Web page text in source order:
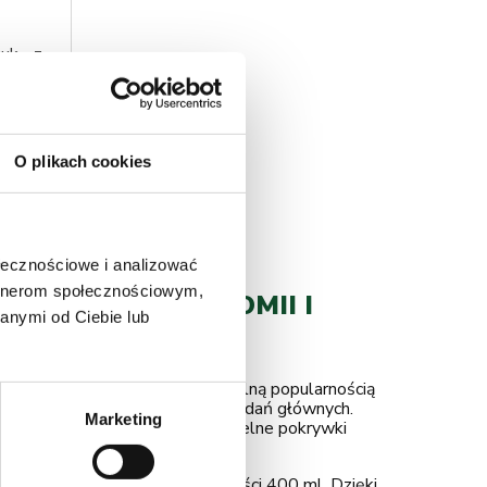
O plikach cookies
i analizować
społecznościowym,
od Ciebie lub
Marketing
- z
DLA GASTRONOMII I
Wśród nich szczególną popularnością
serwowanie kompletnych dań głównych.
dania gorące, jak i zimne. Szczelne pokrywki